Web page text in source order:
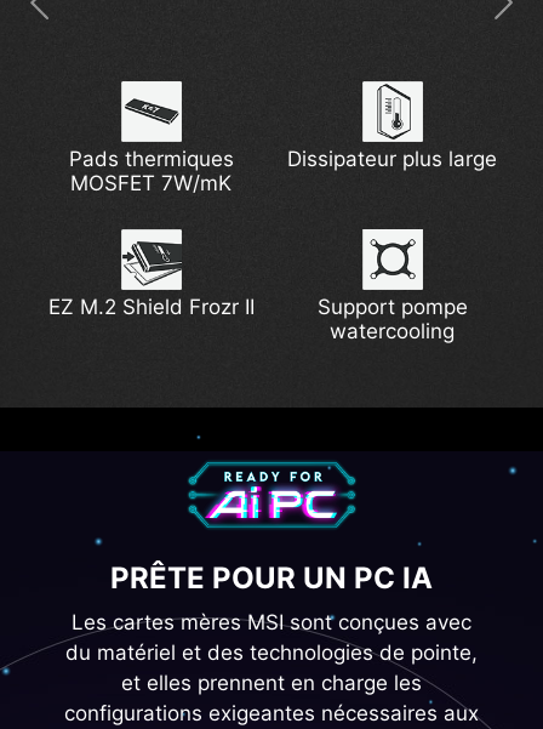
Alimentation
numérique
PCIe Steel Armor
PCB de niveau serveur
EZ PCIe Clip II
Solution réseau 5G
Support DDR5 Lightning Gen5
Pads thermiques
MOSFET 7W/mK
Dissipateur plus large
EZ M.2 Shield Frozr II
Support pompe
watercooling
PRÊTE POUR UN PC IA
Les cartes mères MSI sont conçues avec
du matériel et des technologies de pointe,
et elles prennent en charge les
configurations exigeantes nécessaires aux